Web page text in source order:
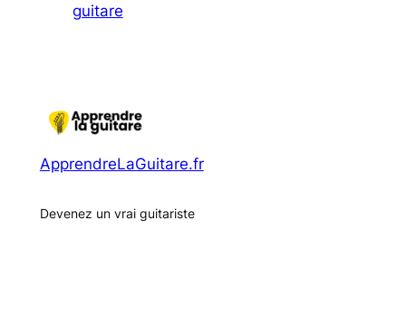
guitare
ApprendreLaGuitare.fr
Devenez un vrai guitariste